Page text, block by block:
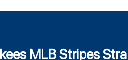
MLB Stripes